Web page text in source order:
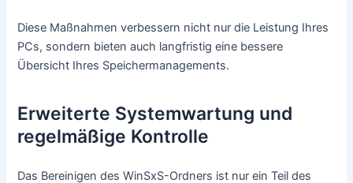
Diese Maßnahmen verbessern nicht nur die Leistung Ihres
PCs, sondern bieten auch langfristig eine bessere
Übersicht Ihres Speichermanagements.
Erweiterte Systemwartung und
regelmäßige Kontrolle
Das Bereinigen des WinSxS-Ordners ist nur ein Teil des